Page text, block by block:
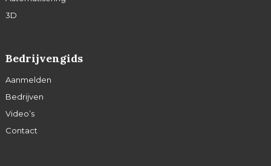
3D
Bedrijvengids
Aanmelden
Bedrijven
Video’s
Contact